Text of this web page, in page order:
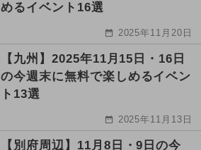
めるイベント16選
2025年11月20日
【九州】2025年11月15日・16日
の今週末に無料で楽しめるイベン
ト13選
2025年11月13日
【別府周辺】11月8日・9日の今